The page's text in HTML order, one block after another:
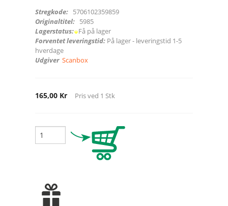
Stregkode: 5706102359859
Originaltitel: 5985
Lagerstatus: Få på lager
Forventet leveringstid: På lager - leveringstid 1-5
hverdage
Udgiver Scanbox
165,00 Kr Pris ved 1 Stk